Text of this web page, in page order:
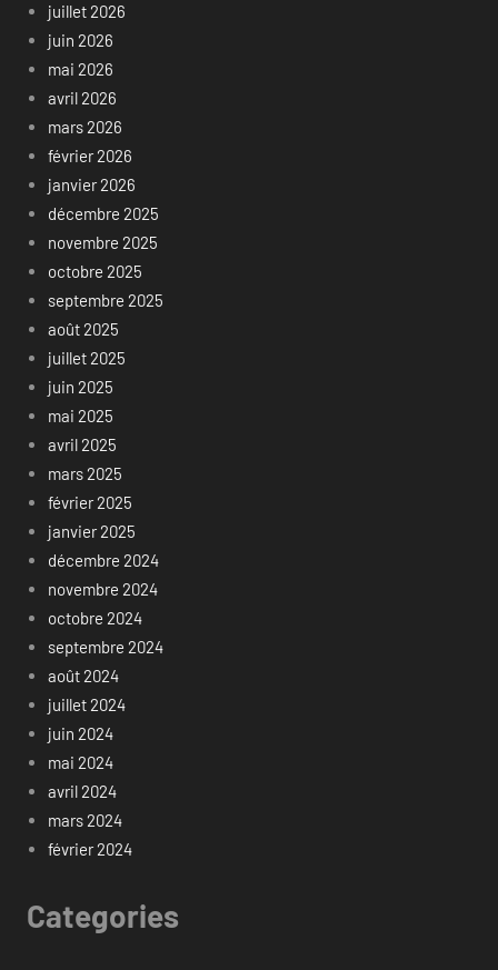
juillet 2026
juin 2026
mai 2026
avril 2026
mars 2026
février 2026
janvier 2026
décembre 2025
novembre 2025
octobre 2025
septembre 2025
août 2025
juillet 2025
juin 2025
mai 2025
avril 2025
mars 2025
février 2025
janvier 2025
décembre 2024
novembre 2024
octobre 2024
septembre 2024
août 2024
juillet 2024
juin 2024
mai 2024
avril 2024
mars 2024
février 2024
Categories